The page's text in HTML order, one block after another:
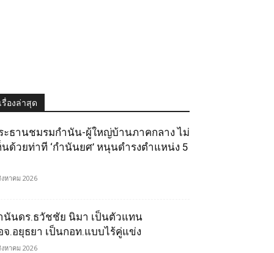
เรื่องล่าสุด
ะธานชมรมกำนัน-ผู้ใหญ่บ้านภาคกลาง ไม่
นด้วยท่าที ‘กำนันยศ’ หนุนดำรงตำแหน่ง 5
หาคม 2026
นันดร.ธวัชชัย นิมา เป็นตัวแทน
จ.อยุธยา เป็นกอท.แบบไร้คู่แข่ง
หาคม 2026